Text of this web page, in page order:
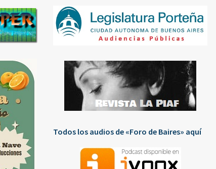
Todos los audios de «Foro de Baires» aquí